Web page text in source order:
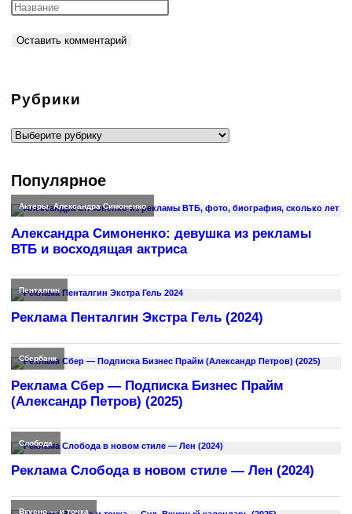
Рубрики
Рубрики
Популярное
Актеры,Александра Симоненко
Александра Симоненко: девушка из рекламы
ВТБ и восходящая актриса
Пенталгин
Реклама Пенталгин Экстра Гель (2024)
Сбербанк
Реклама Сбер — Подписка Бизнес Прайм
(Александр Петров) (2025)
Слобода
Реклама Слобода в новом стиле — Лен (2024)
Вкусно — и точка